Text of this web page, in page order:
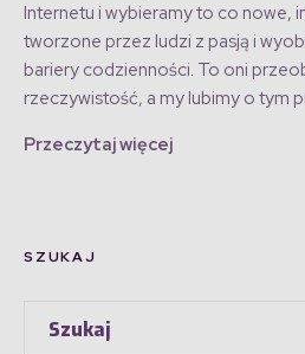
Internetu i wybieramy to co nowe,
tworzone przez ludzi z pasją i
bariery codzienności. To oni
rzeczywistość, a my lubimy o tym
Przeczytaj więcej
SZUKAJ